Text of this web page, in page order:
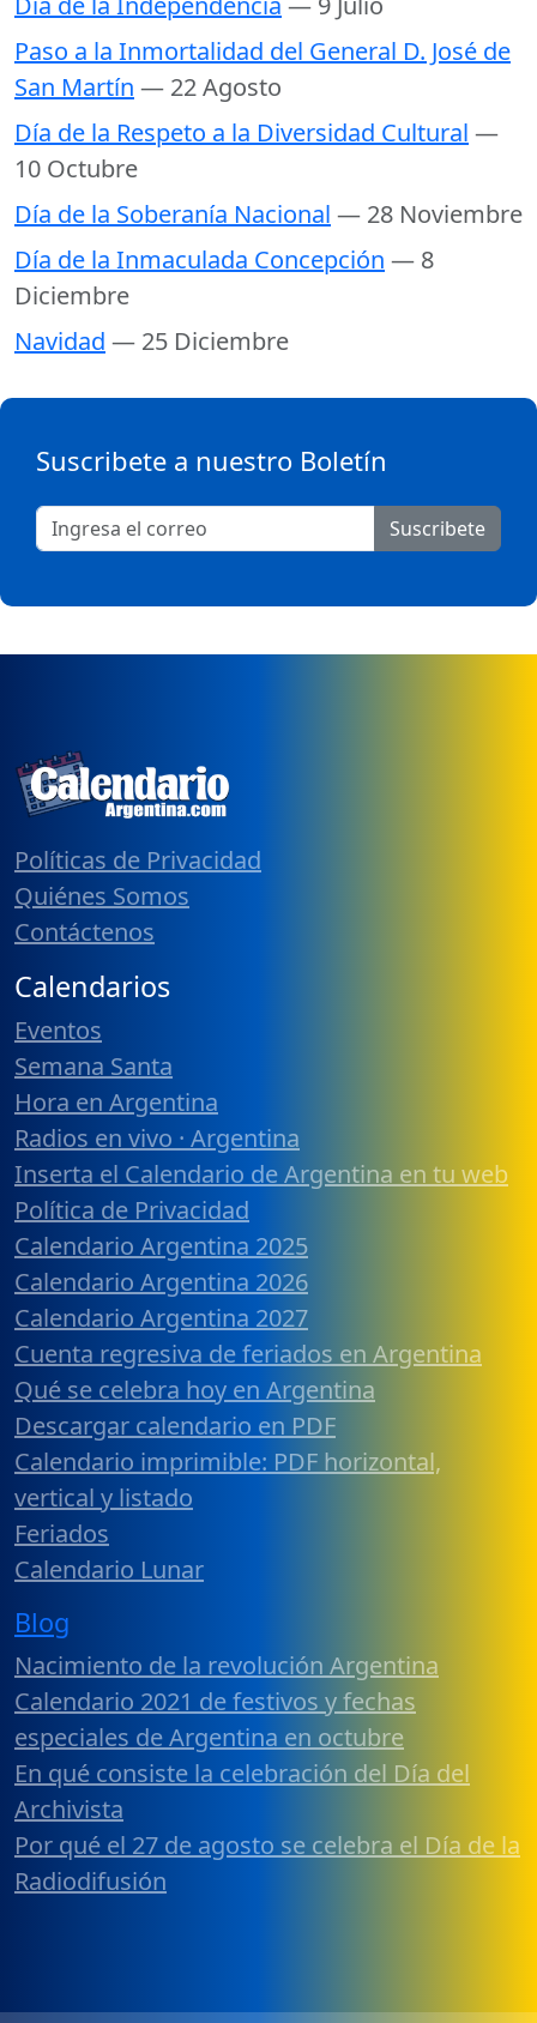
Paso a la Inmortalidad del General D. José de
San Martín — 22 Agosto
Día de la Respeto a la Diversidad Cultural —
10 Octubre
Día de la Soberanía Nacional — 28 Noviembre
Día de la Inmaculada Concepción — 8
Diciembre
Navidad — 25 Diciembre
Suscribete a nuestro Boletín
Suscribete
Políticas de Privacidad
Quiénes Somos
Contáctenos
Calendarios
Eventos
Semana Santa
Hora en Argentina
Radios en vivo · Argentina
Inserta el Calendario de Argentina en tu web
Política de Privacidad
Calendario Argentina 2025
Calendario Argentina 2026
Calendario Argentina 2027
Cuenta regresiva de feriados en Argentina
Qué se celebra hoy en Argentina
Descargar calendario en PDF
Calendario imprimible: PDF horizontal,
vertical y listado
Feriados
Calendario Lunar
Blog
Nacimiento de la revolución Argentina
Calendario 2021 de festivos y fechas
especiales de Argentina en octubre
En qué consiste la celebración del Día del
Archivista
Por qué el 27 de agosto se celebra el Día de la
Radiodifusión